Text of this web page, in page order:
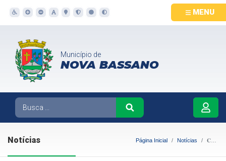
MENU
Município de
NOVA BASSANO
Notícias Página Inicial Notícias 𝐂â𝐦𝐚𝐫𝐚 𝐝𝐞 𝐕𝐞𝐫𝐞𝐚𝐝𝐨𝐫𝐞𝐬 𝐫𝐞𝐚𝐥𝐢𝐳𝐚 𝐬𝐞𝐬𝐬ã𝐨 𝐧𝐨 𝐚𝐮𝐝𝐢𝐭ó𝐫𝐢𝐨 𝐝𝐨 𝐂𝐨𝐥é𝐠𝐢𝐨 𝐂𝐨𝐥𝐛𝐚𝐜𝐡𝐢𝐧𝐢